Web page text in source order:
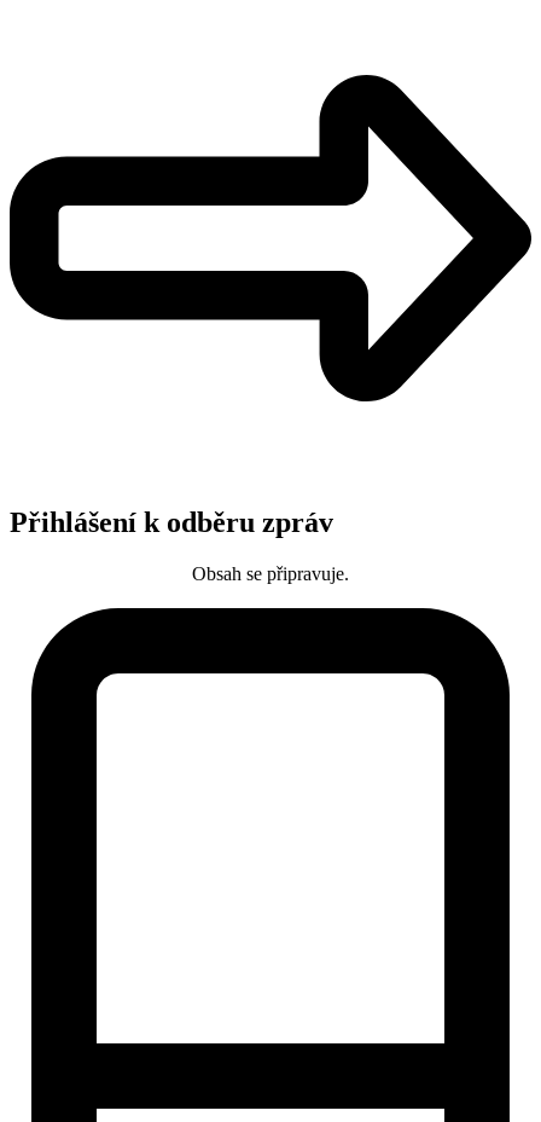
Přihlášení k odběru zpráv
Obsah se připravuje.